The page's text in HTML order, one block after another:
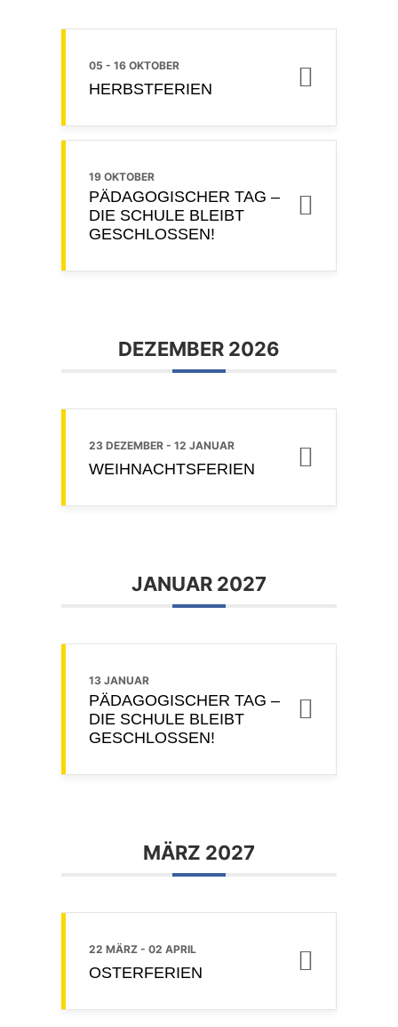
05 - 16 OKTOBER
HERBSTFERIEN
19 OKTOBER
PÄDAGOGISCHER TAG –
DIE SCHULE BLEIBT
GESCHLOSSEN!
DEZEMBER 2026
23 DEZEMBER - 12 JANUAR
WEIHNACHTSFERIEN
JANUAR 2027
13 JANUAR
PÄDAGOGISCHER TAG –
DIE SCHULE BLEIBT
GESCHLOSSEN!
MÄRZ 2027
22 MÄRZ - 02 APRIL
OSTERFERIEN